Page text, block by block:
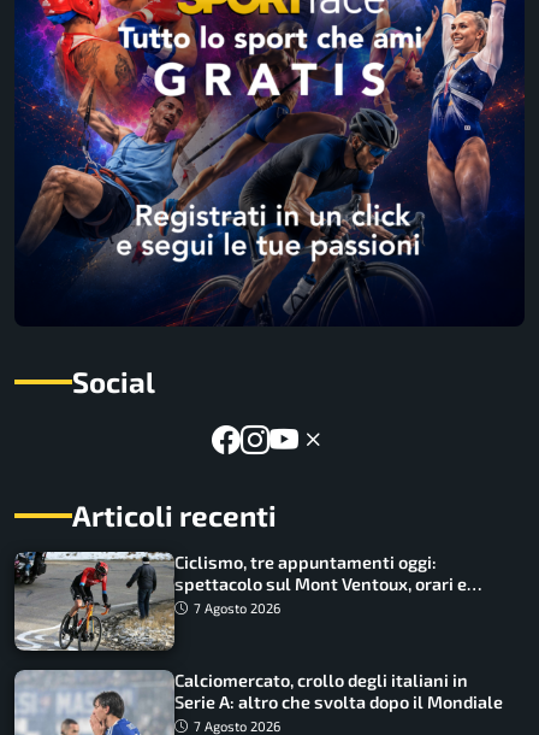
Social
Articoli recenti
Ciclismo, tre appuntamenti oggi:
spettacolo sul Mont Ventoux, orari e
come vederli
7 Agosto 2026
Calciomercato, crollo degli italiani in
Serie A: altro che svolta dopo il Mondiale
7 Agosto 2026